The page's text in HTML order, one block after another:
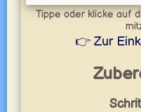
Tippe oder klicke auf
👉 Zur